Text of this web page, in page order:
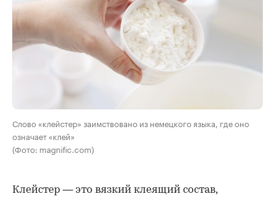
Слово «клейстер» заимствовано из немецкого языка, где оно
означает «клей»
(Фото: magnific.com)
Клейстер — это вязкий клеящий состав,